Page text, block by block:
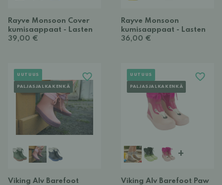
Rayve Monsoon Cover
kumisaappaat - Lasten
39,00 €
Rayve Monsoon
kumisaappaat - Lasten
36,00 €
UUTUUS
PALJASJALKAKENKÄ
Viking Alv Barefoot
+
UUTUUS
PALJASJALKAKENKÄ
Viking Alv Barefoot Paw